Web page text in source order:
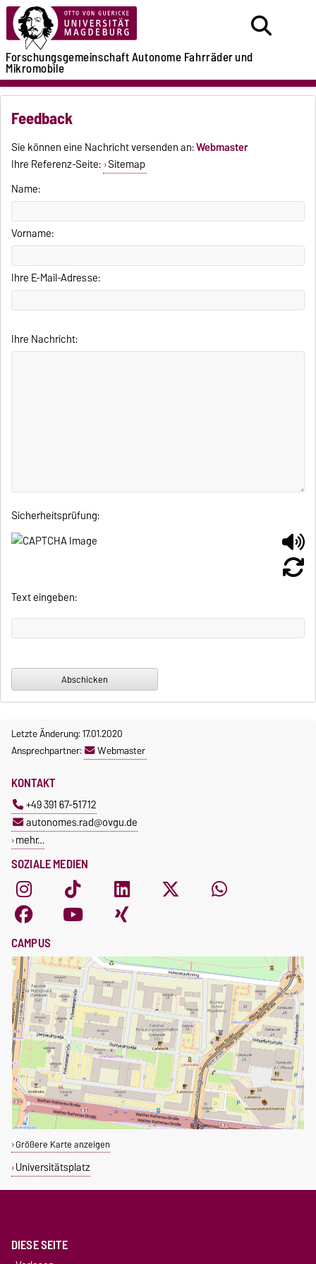
ForschungsgemeinschaftAutonome Fahrräderund
Mikromobile
Feedback
Sie können eine Nachricht versenden an:Webmaster
Ihre Referenz-Seite: Sitemap
Name:
Vorname:
Ihre E-Mail-Adresse:
Ihre Nachricht:
Sicherheitsprüfung:
Text eingeben:
Letzte Änderung: 17.01.2020
Ansprechpartner:
Webmaster
SOZIALE MEDIEN
KONTAKT
+49 391 67-51712
autonomes.rad@ovgu.de
mehr…
CAMPUS
Größere Karte anzeigen
Universitätsplatz
DIESE SEITE